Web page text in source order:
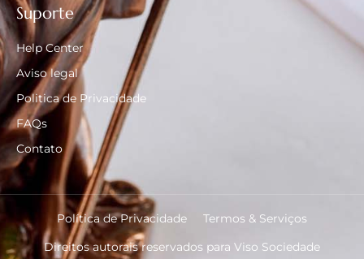
Suporte
Help Center
Aviso legal
Politica de Privacidade
FAQs
Contato
Direitos autorais reservados para Viso Sociedade
Política de Privacidade Termos & Serviços